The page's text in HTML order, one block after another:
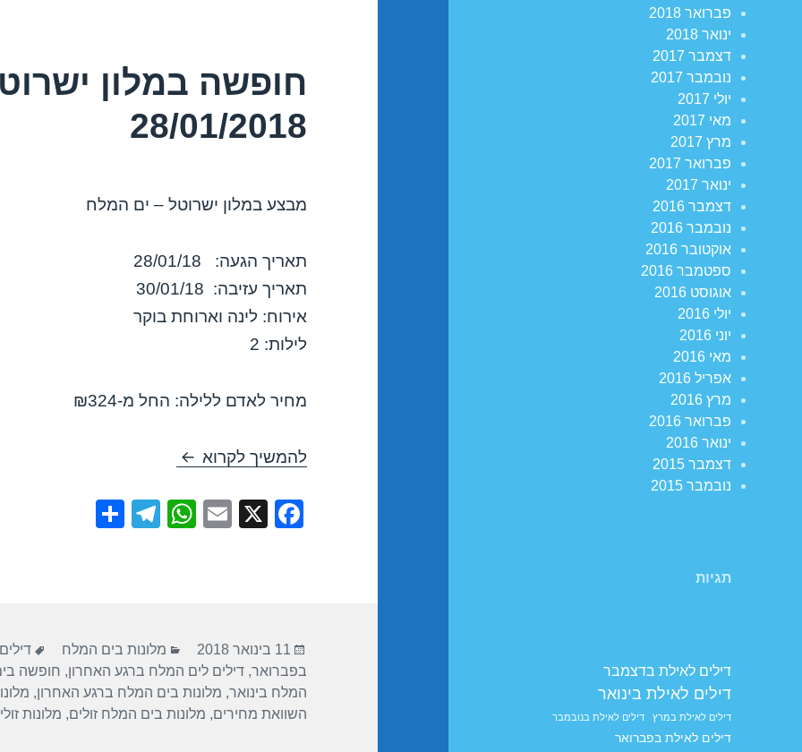
פברואר 2018
ינואר 2018
דצמבר 2017
נובמבר 2017
יולי 2017
מאי 2017
מרץ 2017
פברואר 2017
ינואר 2017
דצמבר 2016
נובמבר 2016
אוקטובר 2016
ספטמבר 2016
אוגוסט 2016
יולי 2016
יוני 2016
מאי 2016
אפריל 2016
מרץ 2016
פברואר 2016
ינואר 2016
דצמבר 2015
נובמבר 2015
תגיות
דילים לאילת בדצמבר
דילים לאילת בינואר
דילים לאילת במרץ דילים לאילת בנובמבר
דילים לאילת בפברואר
חופשה במלון
28/01/2018
מבצע במלון ישרוטל – ים המלח
תאריך הגעה: 28/01/18
תאריך עזיבה: 30/01/18
אירוח: לינה וארוחת בוקר
לילות: 2
מחיר לאדם ללילה: החל מ-₪324
להמשיך לקרוא חופשה במלון ישרוטל – ים המלח 28/
F
o
o
k
X
E
W
p
p
T
m
פורסם
בתאריך
11 בינואר 2018 קטגוריות
מלונות בים המלח תגיות
בפברואר,דילים לים המלח ברגע האחרון, חופשה
המלח בינואר, מלונות בים המלח ברגע האחרון,
השוואת מחירים, מלונות בים המלח זולים, מלונות